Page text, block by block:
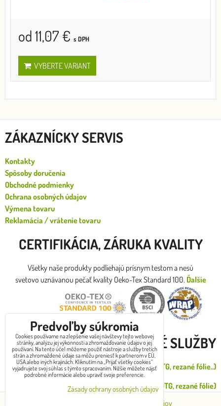
od 11,07 € s DPH
VYBERTE VARIANT
ZÁKAZNÍCKY SERVIS
Kontakty
Spôsoby doručenia
Obchodné podmienky
Ochrana osobných údajov
Výmena tovaru
Reklamácia / vrátenie tovaru
CERTIFIKÁCIA, ZÁRUKA KVALITY
Všetky naše produkty podliehajú prísnym testom a nesú
svetovo uznávanou pečať kvality Oeko-Tex Standard 100. Ďalšie
certifikáty
DOPLNKOVÉ SLUŽBY
Malá zákazková potlač od 1 do 30ks (DTG, rezané fólie..)
Veľkoodber potlač (sieťotlač, výšivka, DTG, rezané fólie)
Zásady ochrany osobných údajov
Predvoľby súkromia
Cookies používame na zlepšenie vašej návštevy tejto webovej
stránky, analýzu jej výkonnosti a zhromažďovanie údajov o jej
používaní. Na tento účel môžeme použiť nástroje a služby tretích
strán a zhromaždené údaje sa môžu preniesť k partnerom v EÚ,
USA alebo iných krajinách. Kliknutím na „Prijať všetky cookies“
vyjadrujete svoj súhlas s týmto spracovaním. Nižšie môžete nájsť
podrobné informácie alebo upraviť svoje preferencie.
Zásady ochrany osobných údajov